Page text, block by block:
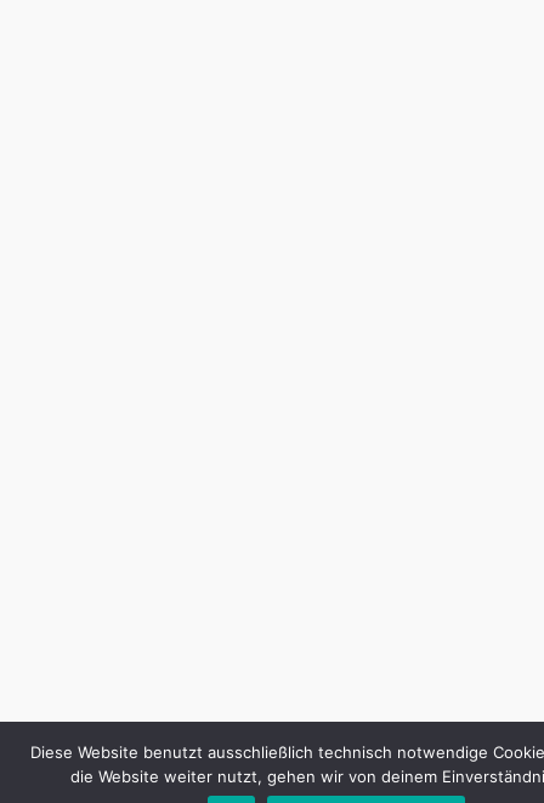
Diese Website benutzt ausschließlich technisch notwendige
die Website weiter nutzt, gehen wir von deinem